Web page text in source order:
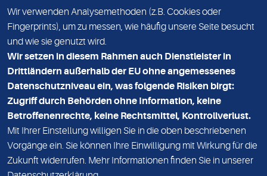
DATENSCHUTZ
KONTAKT
NEWSLETTER
ADRESSE
MVZ Medizinisches Labor Nord MLN GmbH
Essener Straße 108
22419 Hamburg
Wir verwenden Analysemethoden (z.B. Cookies oder
Fingerprints), um zu messen, wie häufig unsere Seite besucht
und wie sie genutzt wird.
Wir setzen in diesem Rahmen auch Dienstleister in
Drittländern außerhalb der EU ohne angemessenes
Datenschutzniveau ein, was folgende Risiken birgt:
Zugriff durch Behörden ohne Information, keine
Betroffenenrechte, keine Rechtsmittel, Kontrollverlust.
Mit Ihrer Einstellung willigen Sie in die oben beschriebenen
Vorgänge ein. Sie können Ihre Einwilligung mit Wirkung für die
Zukunft widerrufen. Mehr Informationen finden Sie in unserer